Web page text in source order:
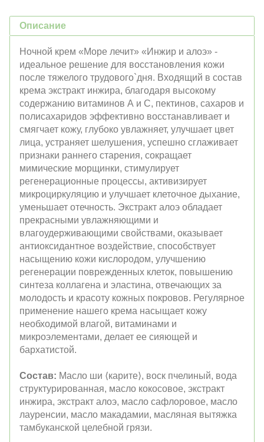
Описание
Ночной крем «Море лечит» «Инжир и алоэ» -
идеальное решение для восстановления кожи
после тяжелого трудового`дня. Входящий в состав
крема экстракт инжира, благодаря высокому
содержанию витаминов А и С, пектинов, сахаров и
полисахаридов эффективно восстанавливает и
смягчает кожу, глубоко увлажняет, улучшает цвет
лица, устраняет шелушения, успешно сглаживает
признаки раннего старения, сокращает
мимические морщинки, стимулирует
регенерационные процессы, активизирует
микроциркуляцию и улучшает клеточное дыхание,
уменьшает отечность. Экстракт алоэ обладает
прекрасными увлажняющими и
влагоудерживающими свойствами, оказывает
антиоксидантное воздействие, способствует
насыщению кожи кислородом, улучшению
регенерации поврежденных клеток, повышению
синтеза коллагена и эластина, отвечающих за
молодость и красоту кожных покровов. Регулярное
применение нашего крема насыщает кожу
необходимой влагой, витаминами и
микроэлементами, делает ее сияющей и
бархатистой.
Состав: Масло ши ⟨карите⟩, воск пчелиный, вода
структурированная, масло кокосовое, экстракт
инжира, экстракт алоэ, масло сафлоровое, масло
лауренсии, масло макадамии, масляная вытяжка
тамбуканской целебной грязи.